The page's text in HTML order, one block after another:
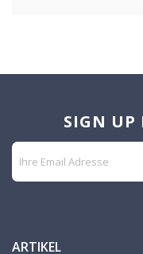
SIGN UP
ARTIKEL